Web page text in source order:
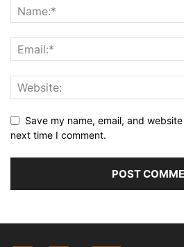
Save my name, email, and
next time I comment.